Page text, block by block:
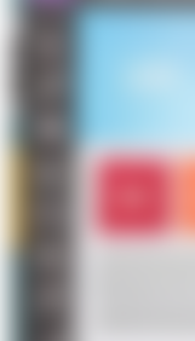
Förderungen